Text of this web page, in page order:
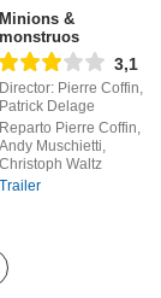
Minions &
monstruos
3,1
Director: Pierre Coffin,
Patrick Delage
Reparto Pierre Coffin,
Andy Muschietti,
Christoph Waltz
Trailer